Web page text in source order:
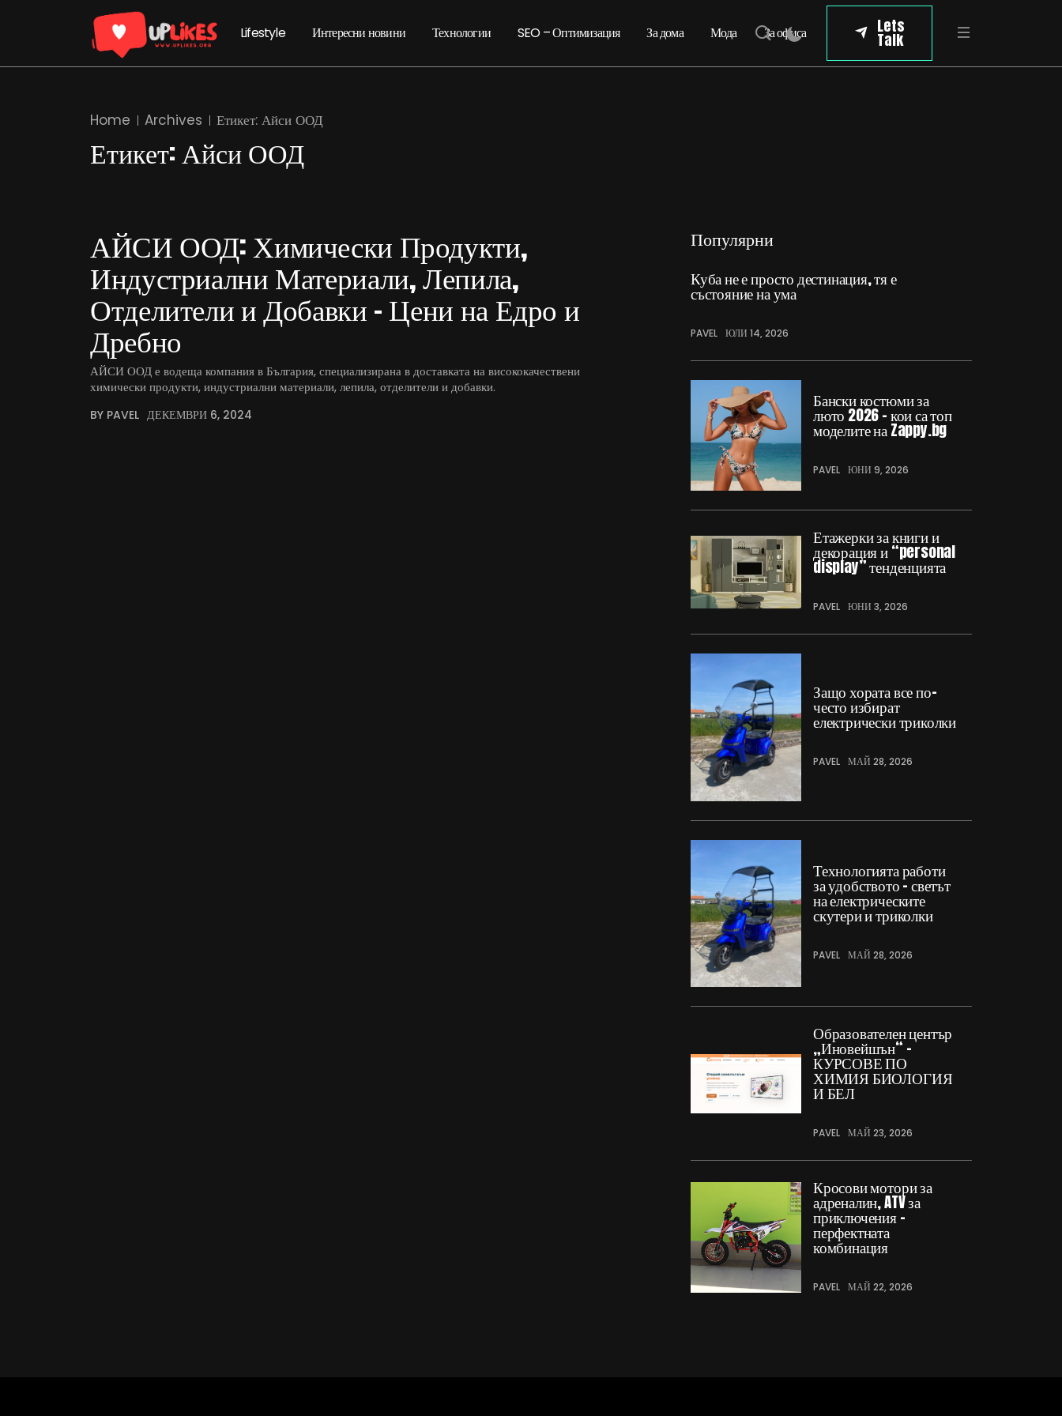
Lifestyle Интересни новини Технологии SEO – Оптимизация За дома Мода За офиса Lets
Talk
Home Archives Етикет: Айси ООД
Етикет:Айси ООД
АЙСИ ООД: Химически Продукти,
Индустриални Материали, Лепила,
Отделители и Добавки – Цени на Едро и
Дребно
АЙСИ ООД е водеща компания в България, специализирана в доставката на висококачествени
химически продукти, индустриални материали, лепила, отделители и добавки.
BY PAVEL ДЕКЕМВРИ 6, 2024
Популярни
Куба не е просто дестинация, тя е
състояние на ума
PAVEL ЮЛИ 14, 2026
Бански костюми за
люто 2026 – кои са топ
моделите на Zappy.bg
PAVEL ЮНИ 9, 2026
Етажерки за книги и
декорация и “personal
display” тенденцията
PAVEL ЮНИ 3, 2026
Защо хората все по-
често избират
електрически триколки
PAVEL МАЙ 28, 2026
Технологията работи
за удобството – светът
на електрическите
скутери и триколки
PAVEL МАЙ 28, 2026
Образователен център
„Иновейшън“ –
КУРСОВЕ ПО
ХИМИЯ БИОЛОГИЯ
И БЕЛ
PAVEL МАЙ 23, 2026
Кросови мотори за
адреналин, ATV за
приключения –
перфектната
комбинация
PAVEL МАЙ 22, 2026